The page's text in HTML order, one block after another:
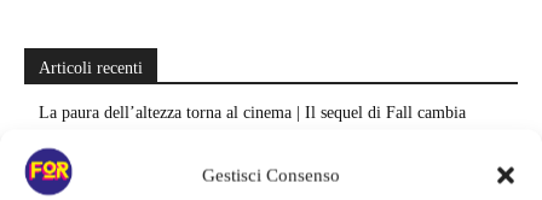
Gestisci Consenso
Articoli recenti
La paura dell’altezza torna al cinema | Il sequel di Fall cambia
Sony ferma i film sui personaggi di Spider-Man, nessun nuovo